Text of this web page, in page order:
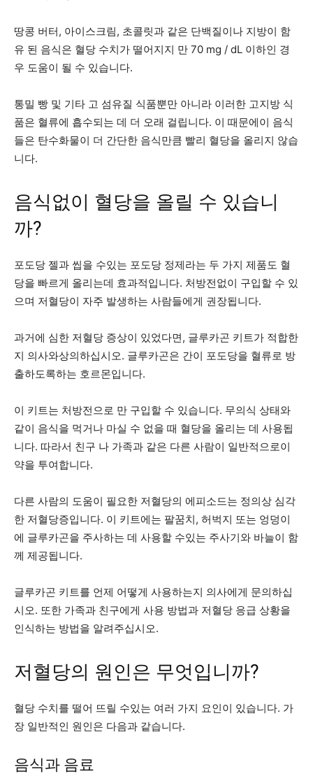
땅콩 버터, 아이스크림, 초콜릿과 같은 단백질이나 지방이 함
유 된 음식은 혈당 수치가 떨어지지 만 70 mg / dL 이하인 경
우 도움이 될 수 있습니다.
통밀 빵 및 기타 고 섬유질 식품뿐만 아니라 이러한 고지방 식
품은 혈류에 흡수되는 데 더 오래 걸립니다. 이 때문에이 음식
들은 탄수화물이 더 간단한 음식만큼 빨리 혈당을 올리지 않습
니다.
음식없이 혈당을 올릴 수 있습니
까?
포도당 젤과 씹을 수있는 포도당 정제라는 두 가지 제품도 혈
당을 빠르게 올리는데 효과적입니다. 처방전없이 구입할 수 있
으며 저혈당이 자주 발생하는 사람들에게 권장됩니다.
과거에 심한 저혈당 증상이 있었다면, 글루카곤 키트가 적합한
지 의사와상의하십시오. 글루카곤은 간이 포도당을 혈류로 방
출하도록하는 호르몬입니다.
이 키트는 처방전으로 만 구입할 수 있습니다. 무의식 상태와
같이 음식을 먹거나 마실 수 없을 때 혈당을 올리는 데 사용됩
니다. 따라서 친구 나 가족과 같은 다른 사람이 일반적으로이
약을 투여합니다.
다른 사람의 도움이 필요한 저혈당의 에피소드는 정의상 심각
한 저혈당증입니다. 이 키트에는 팔꿈치, 허벅지 또는 엉덩이
에 글루카곤을 주사하는 데 사용할 수있는 주사기와 바늘이 함
께 제공됩니다.
글루카곤 키트를 언제 어떻게 사용하는지 의사에게 문의하십
시오. 또한 가족과 친구에게 사용 방법과 저혈당 응급 상황을
인식하는 방법을 알려주십시오.
저혈당의 원인은 무엇입니까?
혈당 수치를 떨어 뜨릴 수있는 여러 가지 요인이 있습니다. 가
장 일반적인 원인은 다음과 같습니다.
음식과 음료